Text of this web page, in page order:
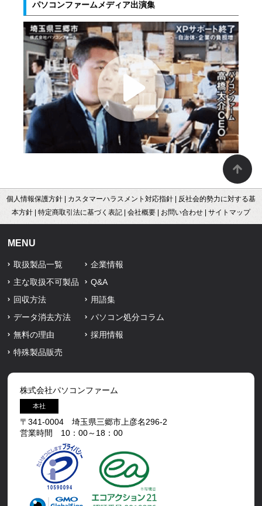
パソコンファームメディア出演集
個人情報保護方針 カスタマーハラスメント対応指針
反社会的勢力に対する基
本方針
特定商取引法に基づく表記 会社概要 お問い合わせ サイトマップ
MENU
取扱製品一覧
主な取扱不可製品
回収方法
データ消去方法
無料の理由
特殊製品販売
企業情報
Q&A
用語集
パソコン処分コラム
採用情報
株式会社パソコンファーム
本社
〒341-0004 埼玉県三郷市上彦名296-2
営業時間 10：00～18：00